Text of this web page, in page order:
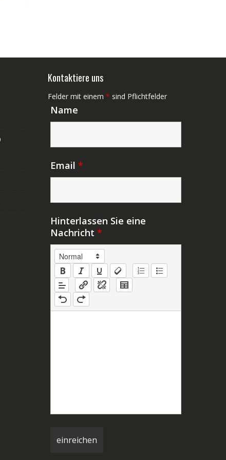
Kontaktiere uns
Felder mit einem * sind Pflichtfelder
Name
Email *
Hinterlassen Sie eine
Nachricht *